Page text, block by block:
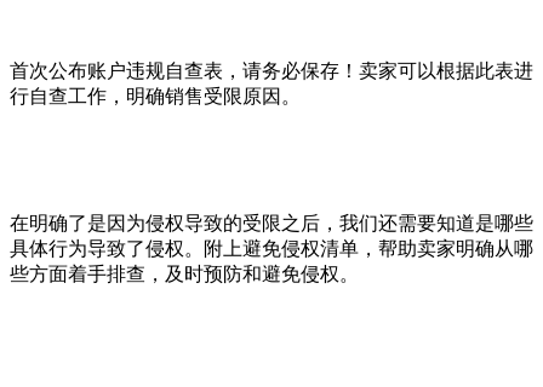
首次公布账户违规自查表，请务必保存！卖家可以根据此表进
行自查工作，明确销售受限原因。
在明确了是因为侵权导致的受限之后，我们还需要知道是哪些
具体行为导致了侵权。附上避免侵权清单，帮助卖家明确从哪
些方面着手排查，及时预防和避免侵权。